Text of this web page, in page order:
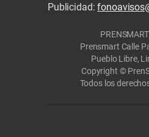
Publicidad:
Prensmart Calle
Pueblo Libre,
Copyright ©
Todos los